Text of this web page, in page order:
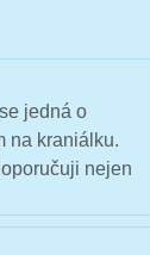
jedná o
na kraniálku.
nejen